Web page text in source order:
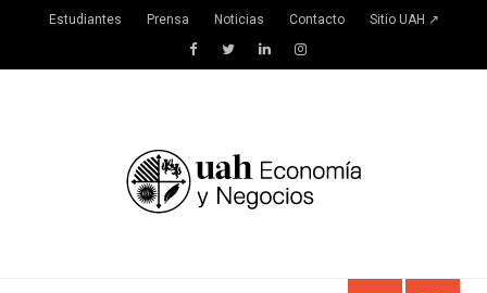
Estudiantes Prensa Noticias Contacto Sitio UAH ↗
FacebookTwitterLinkedInInstagram